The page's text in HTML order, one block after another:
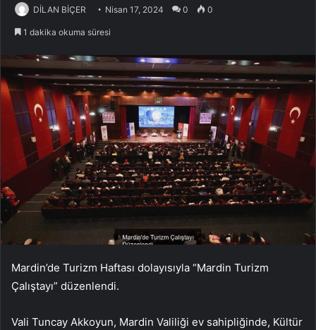
DİLAN BİÇER Nisan 17, 2024 0 0
1 dakika okuma süresi
Mardin’de Turizm Haftası dolayısıyla “Mardin Turizm
Çalıştayı” düzenlendi.
Vali Tuncay Akkoyun, Mardin Valiliği ev sahipliğinde, Kültür